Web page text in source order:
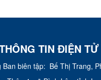
TIN ĐIỆN
Ban biên tập: Bế Thị Trang,